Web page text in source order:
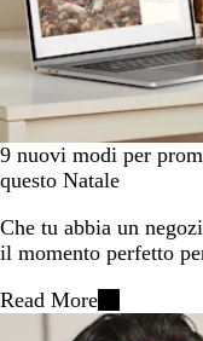
9 nuovi modi per
questo Natale
Che tu abbia un
il momento perfetto
Read More